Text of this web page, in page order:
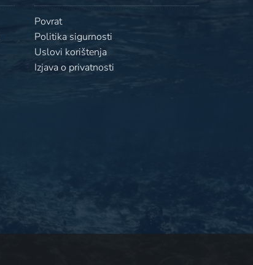
Povrat
Politika sigurnosti
Uslovi korištenja
Izjava o privatnosti